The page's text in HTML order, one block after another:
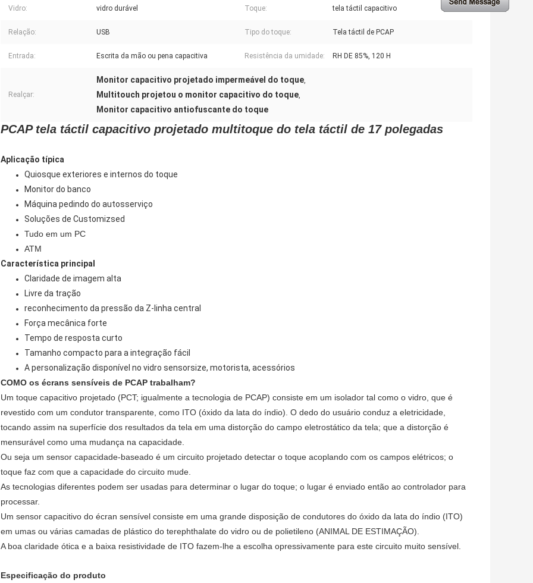
Vidro: vidro durável Toque: tela táctil capacitivo
Relação: USB Tipo do toque: Tela táctil de PCAP
Entrada: Escrita da mão ou pena capacitiva Resistência da umidade: RH DE 85%, 120 H
Realçar:
Monitor capacitivo projetado impermeável do toque,
Multitouch projetou o monitor capacitivo do toque,
Monitor capacitivo antiofuscante do toque
PCAP tela táctil capacitivo projetado multitoque do tela táctil de 17 polegadas
Aplicação típica
Quiosque exteriores e internos do toque
Monitor do banco
Máquina pedindo do autosserviço
Soluções de Customizsed
Tudo em um PC
ATM
Característica principal
Claridade de imagem alta
Livre da tração
reconhecimento da pressão da Z-linha central
Força mecânica forte
Tempo de resposta curto
Tamanho compacto para a integração fácil
A personalização disponível no vidro sensorsize, motorista, acessórios
COMO os écrans sensíveis de PCAP trabalham?
Um toque capacitivo projetado (PCT; igualmente a tecnologia de PCAP) consiste em um isolador tal como o vidro, que é
revestido com um condutor transparente, como ITO (óxido da lata do índio). O dedo do usuário conduz a eletricidade,
tocando assim na superfície dos resultados da tela em uma distorção do campo eletrostático da tela; que a distorção é
mensurável como uma mudança na capacidade.
Ou seja um sensor capacidade-baseado é um circuito projetado detectar o toque acoplando com os campos elétricos; o
toque faz com que a capacidade do circuito mude.
As tecnologias diferentes podem ser usadas para determinar o lugar do toque; o lugar é enviado então ao controlador para
processar.
Um sensor capacitivo do écran sensível consiste em uma grande disposição de condutores do óxido da lata do índio (ITO)
em umas ou várias camadas de plástico do terephthalate do vidro ou de polietileno (ANIMAL DE ESTIMAÇÃO).
A boa claridade ótica e a baixa resistividade de ITO fazem-lhe a escolha opressivamente para este circuito muito sensível.
Especificação do produto